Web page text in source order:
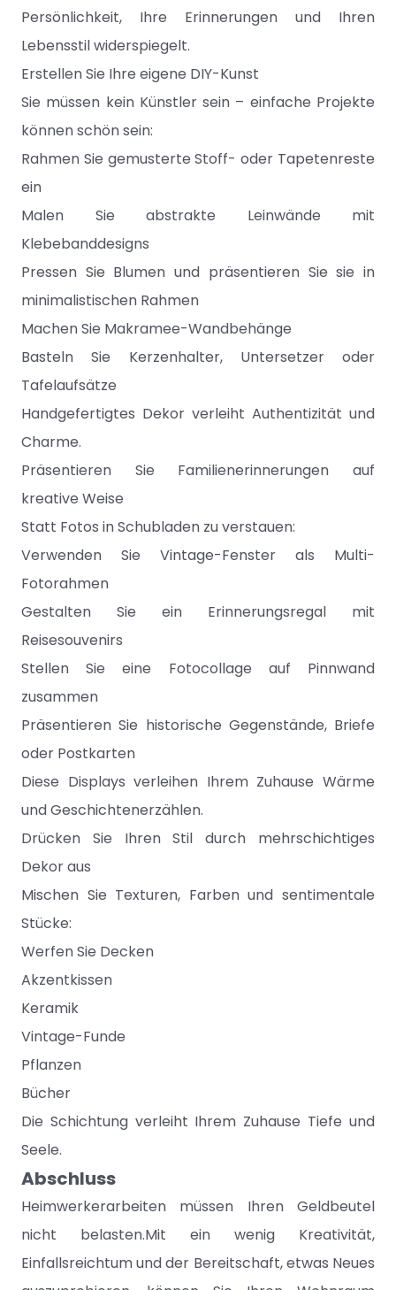
Persönlichkeit, Ihre Erinnerungen und Ihren
Lebensstil widerspiegelt.
Erstellen Sie Ihre eigene DIY-Kunst
Sie müssen kein Künstler sein – einfache Projekte
können schön sein:
Rahmen Sie gemusterte Stoff- oder Tapetenreste
ein
Malen Sie abstrakte Leinwände mit
Klebebanddesigns
Pressen Sie Blumen und präsentieren Sie sie in
minimalistischen Rahmen
Machen Sie Makramee-Wandbehänge
Basteln Sie Kerzenhalter, Untersetzer oder
Tafelaufsätze
Handgefertigtes Dekor verleiht Authentizität und
Charme.
Präsentieren Sie Familienerinnerungen auf
kreative Weise
Statt Fotos in Schubladen zu verstauen:
Verwenden Sie Vintage-Fenster als Multi-
Fotorahmen
Gestalten Sie ein Erinnerungsregal mit
Reisesouvenirs
Stellen Sie eine Fotocollage auf Pinnwand
zusammen
Präsentieren Sie historische Gegenstände, Briefe
oder Postkarten
Diese Displays verleihen Ihrem Zuhause Wärme
und Geschichtenerzählen.
Drücken Sie Ihren Stil durch mehrschichtiges
Dekor aus
Mischen Sie Texturen, Farben und sentimentale
Stücke:
Werfen Sie Decken
Akzentkissen
Keramik
Vintage-Funde
Pflanzen
Bücher
Die Schichtung verleiht Ihrem Zuhause Tiefe und
Seele.
Abschluss
Heimwerkerarbeiten müssen Ihren Geldbeutel
nicht belasten.Mit ein wenig Kreativität,
Einfallsreichtum und der Bereitschaft, etwas Neues